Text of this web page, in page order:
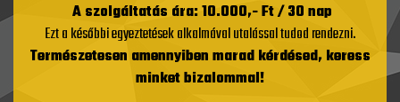
A szolgáltatás ára: 10.000,- Ft / 30 nap
Ezt a későbbi egyeztetések alkalmával utalással tudod rendezni.
Természetesen amennyiben marad kérdésed, keress
minket bizalommal!